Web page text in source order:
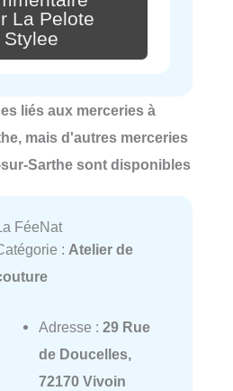
La Pelote
Stylee
liés aux merceries à
mais d'autres merceries
Sarthe sont disponibles
FéeNat
: Atelier de
Adresse : 29 Rue
de Doucelles,
72170 Vivoin